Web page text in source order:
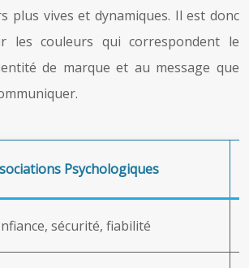
plus vives et dynamiques. Il est donc
les couleurs qui correspondent le
de marque et au message que
Psychologiques
sécurité, fiabilité